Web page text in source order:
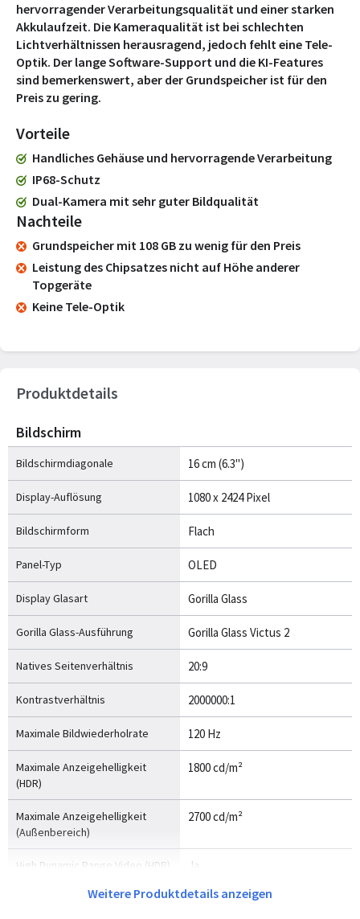
hervorragender Verarbeitungsqualität und einer starken
Akkulaufzeit. Die Kameraqualität ist bei schlechten
Lichtverhältnissen herausragend, jedoch fehlt eine Tele-
Optik. Der lange Software-Support und die KI-Features
sind bemerkenswert, aber der Grundspeicher ist für den
Preis zu gering.
Vorteile
Handliches Gehäuse und hervorragende Verarbeitung
IP68-Schutz
Dual-Kamera mit sehr guter Bildqualität
Nachteile
Grundspeicher mit 108 GB zu wenig für den Preis
Leistung des Chipsatzes nicht auf Höhe anderer
Topgeräte
Keine Tele-Optik
Produktdetails
Bildschirm
Bildschirmdiagonale 16 cm (6.3")
Display-Auflösung 1080 x 2424 Pixel
Bildschirmform Flach
Panel-Typ OLED
Display Glasart Gorilla Glass
Gorilla Glass-Ausführung Gorilla Glass Victus 2
Natives Seitenverhältnis 20:9
Kontrastverhältnis 2000000:1
Maximale Bildwiederholrate 120 Hz
Maximale Anzeigehelligkeit
(HDR)
1800 cd/m²
Maximale Anzeigehelligkeit
(Außenbereich)
2700 cd/m²
High Dynamic Range Video (HDR)
Ja
Weitere Produktdetails anzeigen